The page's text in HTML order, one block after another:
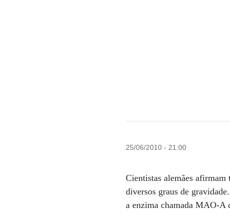
25/06/2010 - 21:00
Cientistas alemães afirmam
diversos graus de
a enzima chamada MAO-A